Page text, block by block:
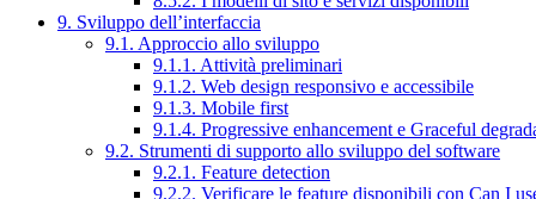
9. Sviluppo dell’interfaccia
9.1. Approccio allo sviluppo
9.1.1. Attività preliminari
9.1.2. Web design responsivo e accessibile
9.1.3. Mobile first
9.1.4. Progressive enhancement e Graceful
9.2. Strumenti di supporto allo sviluppo del software
9.2.1. Feature detection
9.2.2. Verificare le feature disponibili con Can I